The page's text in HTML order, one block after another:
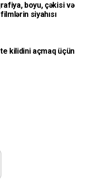
boyu, çəkisi və
siyahısı
kilidini açmaq üçün